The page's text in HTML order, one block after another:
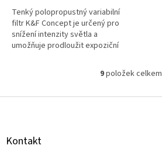
Tenký polopropustný variabilní
filtr K&F Concept je určený pro
snížení intenzity světla a
umožňuje prodloužit expoziční
O
l
9položek celkem
Z
Kontakt